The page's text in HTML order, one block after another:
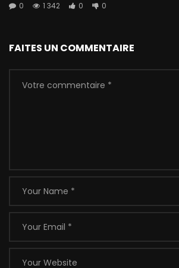
0
1 342 0 0
FAITES UN COMMENTAIRE